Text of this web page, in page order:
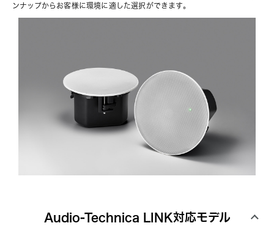
ンナップからお客様に環境に適した選択ができます。
Audio-Technica LINK対応モデル